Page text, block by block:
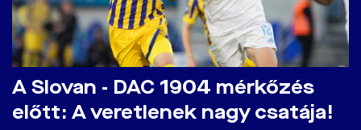
A Slovan - DAC 1904 mérkőzés
előtt: A veretlenek nagy csatája!